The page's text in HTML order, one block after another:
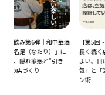
華酒
」に
【第5回・最終回】京都で
長く続く店は五感が心地
よい。目に見えない「空
気」と「温度」のデザイ